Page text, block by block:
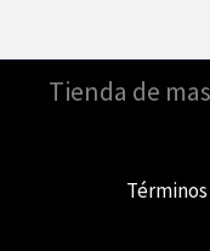
Tienda de